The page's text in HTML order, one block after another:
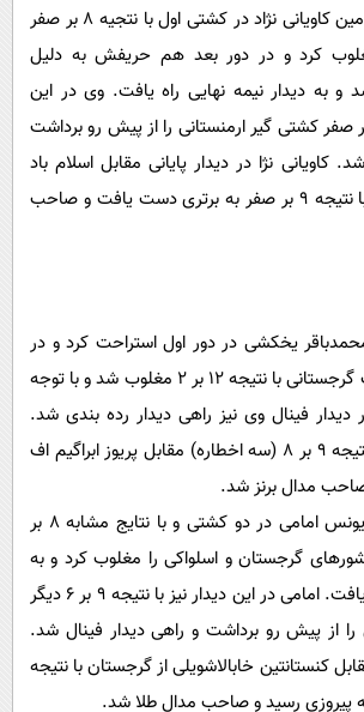
در وزن ۷۲ کیلوگرم امین کاویانی نژاد در کشتی اول با نتجیه ۸ بر صفر
کرد و در دور بعد هم حریفش به دلیل
به دیدار نیمه نهایی راه یافت. وی در این
نیز با نتیجه ۹ بر صفر کشتی گیر ارمنستانی را از پیش رو برداشت
کاویانی نژا در دیدار پایانی مقابل اسلام باد
دادوف از آذربایجان با نتیجه ۹ بر صفر به برتری دست یافت و صاحب
محمدباقر یخکشی در دور اول استراحت کرد و در
دور دوم مقابل حریف گرجستانی با نتیجه ۱۲ بر ۲ مغلوب شد و با توجه
فینال وی نیز راهی دیدار رده بندی شد.
یخکشی در دیدار با نتیجه ۹ بر ۸ (سه اخطاره) مقابل پریوز ابراگیم اف
صاحب مدال برنز شد.
در وزن ۷۰ کیلوگرم یونس امامی در دو کشتی و با نتایج مشابه ۸ بر
گرجستان و اسلواکی را مغلوب کرد و به
دیدار نیمه نهایی راه یافت. امامی در این دیدار نیز با نتیجه ۹ بر ۶ دیگر
از پیش رو برداشت و راهی دیدار فینال شد.
کنستانتین خابالاشویلی از گرجستان با نتیجه